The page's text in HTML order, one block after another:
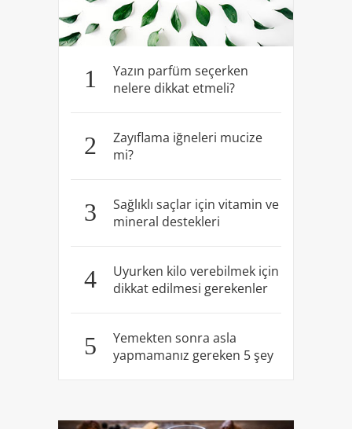
1
Yazın parfüm seçerken
nelere dikkat etmeli?
2
Zayıflama iğneleri mucize
mi?
3
Sağlıklı saçlar için vitamin ve
mineral destekleri
4
Uyurken kilo verebilmek için
dikkat edilmesi gerekenler
5
Yemekten sonra asla
yapmamanız gereken 5 şey